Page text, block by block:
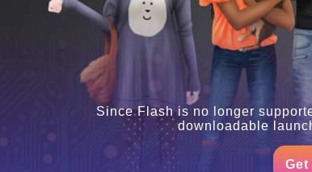
Since Flash is no longer
downloadable